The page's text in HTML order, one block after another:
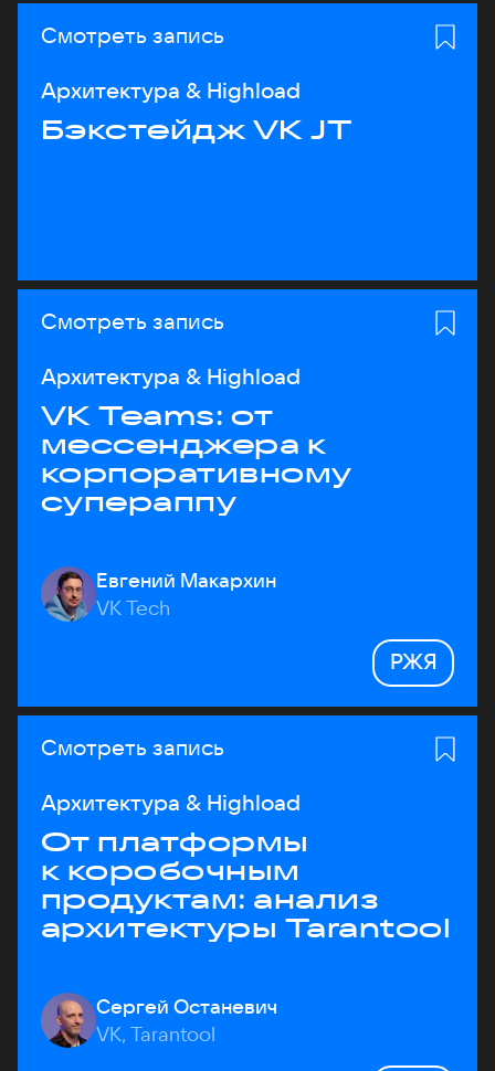
Смотреть запись
Архитектура & Highload
Бэкстейдж VK JT
Смотреть запись
Архитектура & Highload
VK Teams: от
мессенджера к
корпоративному
супераппу
Евгений Макархин
VK Tech
РЖЯ
Смотреть запись
Архитектура & Highload
От платформы
к коробочным
продуктам: анализ
архитектуры Tarantool
Сергей Останевич
VK, Tarantool